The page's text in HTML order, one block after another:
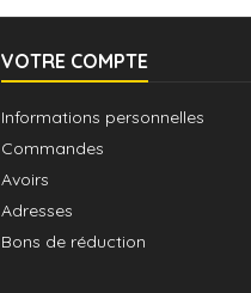
VOTRE COMPTE
Informations personnelles
Commandes
Avoirs
Adresses
Bons de réduction